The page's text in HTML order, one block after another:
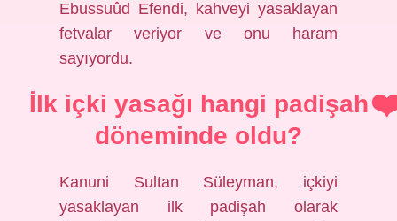
Ebussuûd Efendi, kahveyi yasaklayan
fetvalar veriyor ve onu haram
sayıyordu.
İlk içki yasağı hangi padişah
döneminde oldu?
Kanuni Sultan Süleyman, içkiyi
yasaklayan ilk padişah olarak